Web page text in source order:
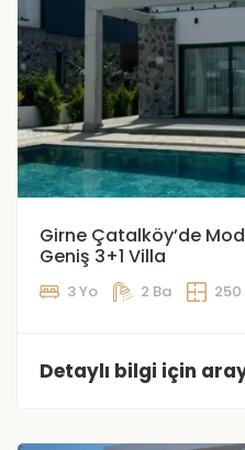
Girne Çatalköy’de
Geniş 3+1 Villa
3 Yo 2 Ba
Detaylı bilgi için